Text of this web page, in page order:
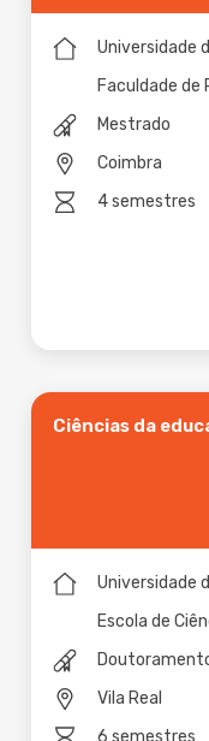
Universidade
Faculdade de
Mestrado
Coimbra
4 semestres
Ciências da
Universidade
Escola de
Vila Real
6 semestres